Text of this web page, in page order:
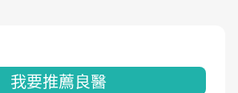
我要推薦良醫